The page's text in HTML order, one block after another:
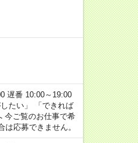
遅番 10:00～19:00
たい」 「できれば
今ご覧のお仕事で希
応募できません。